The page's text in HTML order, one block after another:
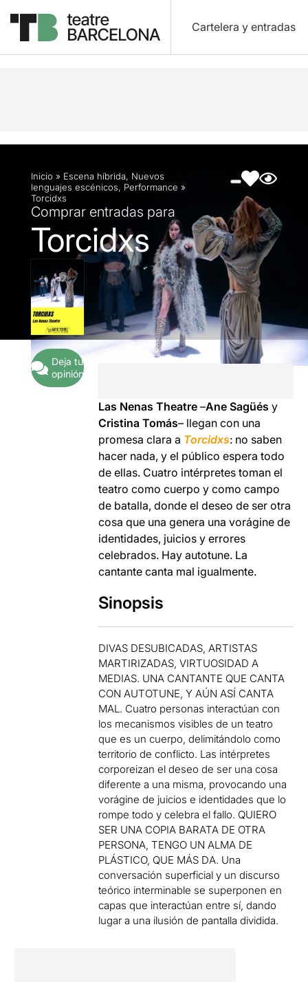
Cartelera y entradas
Descripción Ficha artística Fotos y vídeos
Inicio » Escena híbrida, Nuevos
lenguajes escénicos, Performance »
Torcidxs
Comprar entradas para
Torcidxs
Deja tu
opinión
Las Nenas Theatre –Ane Sagüés y
Cristina Tomás– llegan con una
promesa clara a Torcidxs: no saben
hacer nada, y el público espera todo
de ellas. Cuatro intérpretes toman el
teatro como cuerpo y como campo
de batalla, donde el deseo de ser otra
cosa que una genera una vorágine de
identidades, juicios y errores
celebrados. Hay autotune. La
cantante canta mal igualmente.
Sinopsis
DIVAS DESUBICADAS, ARTISTAS
MARTIRIZADAS, VIRTUOSIDAD A
MEDIAS. UNA CANTANTE QUE CANTA
CON AUTOTUNE, Y AÚN ASÍ CANTA
MAL. Cuatro personas interactúan con
los mecanismos visibles de un teatro
que es un cuerpo, delimitándolo como
territorio de conflicto. Las intérpretes
corporeizan el deseo de ser una cosa
diferente a una misma, provocando una
vorágine de juicios e identidades que lo
rompe todo y celebra el fallo. QUIERO
SER UNA COPIA BARATA DE OTRA
PERSONA, TENGO UN ALMA DE
PLÁSTICO, QUE MÁS DA. Una
conversación superficial y un discurso
teórico interminable se superponen en
capas que interactúan entre sí, dando
lugar a una ilusión de pantalla dividida.